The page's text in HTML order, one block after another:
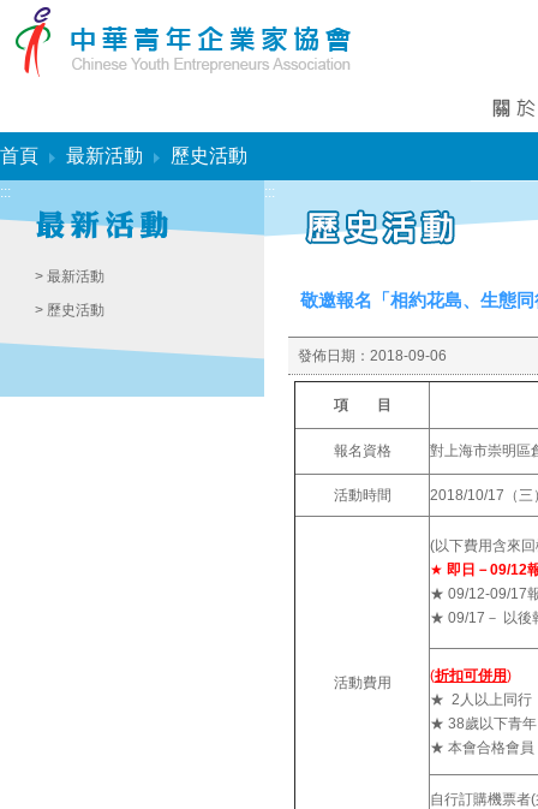
首頁 最新活動 歷史活動
:::
> 最新活動
> 歷史活動
:::
敬邀報名「相約花島、生態
發佈日期： 2018-09-06
項 目
報名資格 對上海市崇明區
活動時間 2018/10/17（三
活動費用
(以下費用含來
★ 即日－09/12
★ 09/12-09/17
★ 09/17－ 以後
(折扣可併用)
★ 2人以上同行
★ 38歲以下青年
★ 本會合格會員
自行訂購機票者